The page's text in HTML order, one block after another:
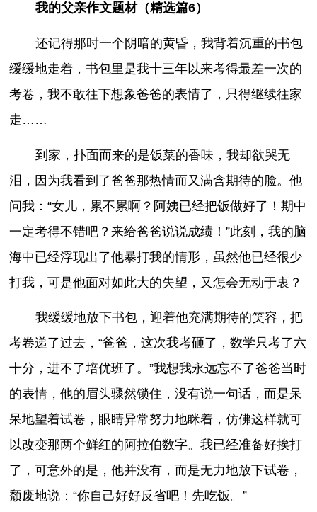
我的父亲作文题材（精选篇6）
还记得那时一个阴暗的黄昏，我背着沉重的书包
缓缓地走着，书包里是我十三年以来考得最差一次的
考卷，我不敢往下想象爸爸的表情了，只得继续往家
走……
到家，扑面而来的是饭菜的香味，我却欲哭无
泪，因为我看到了爸爸那热情而又满含期待的脸。他
问我：“女儿，累不累啊？阿姨已经把饭做好了！期中
一定考得不错吧？来给爸爸说说成绩！”此刻，我的脑
海中已经浮现出了他暴打我的情形，虽然他已经很少
打我，可是他面对如此大的失望，又怎会无动于衷？
我缓缓地放下书包，迎着他充满期待的笑容，把
考卷递了过去，“爸爸，这次我考砸了，数学只考了六
十分，进不了培优班了。”我想我永远忘不了爸爸当时
的表情，他的眉头骤然锁住，没有说一句话，而是呆
呆地望着试卷，眼睛异常努力地眯着，仿佛这样就可
以改变那两个鲜红的阿拉伯数字。我已经准备好挨打
了，可意外的是，他并没有，而是无力地放下试卷，
颓废地说：“你自己好好反省吧！先吃饭。”